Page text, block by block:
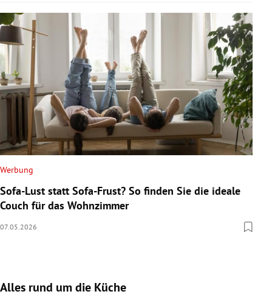
Werbung
Sofa-Lust statt Sofa-Frust? So finden Sie die ideale
Couch für das Wohnzimmer
07.05.2026
Alles rund um die Küche
Slide 1 von 17